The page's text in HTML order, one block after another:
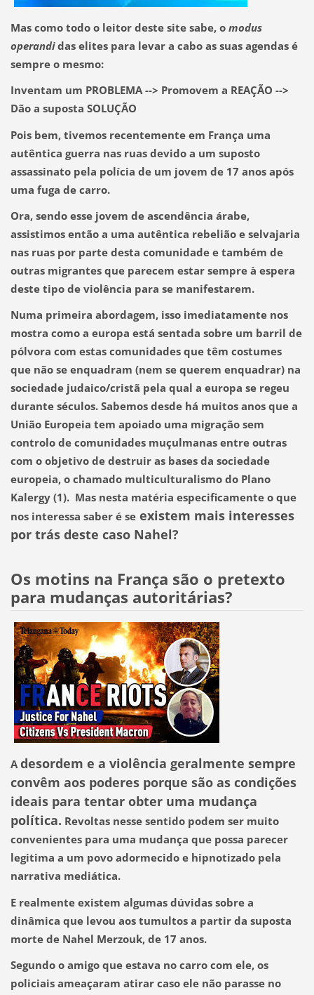
Mas como todo o leitor deste site sabe, o modus
operandidas elites para levar a cabo as suas agendas é
sempre o mesmo:
Inventam um PROBLEMA --> Promovem a REAÇÃO -->
Dão a suposta SOLUÇÃO
Pois bem, tivemos recentemente em França uma
autêntica guerra nas ruas devido a um suposto
assassinato pela polícia de um jovem de 17 anos após
uma fuga de carro.
Ora, sendo esse jovem de ascendência árabe,
assistimos então a uma autêntica rebelião e selvajaria
nas ruas por parte desta comunidade e também de
outras migrantes que parecem estar sempre à espera
deste tipo de violência para se manifestarem.
Numa primeira abordagem, isso imediatamente nos
mostra como a europa está sentada sobre um barril de
pólvora com estas comunidades que têm costumes
que não se enquadram (nem se querem enquadrar) na
sociedade judaico/cristã pela qual a europa se regeu
durante séculos. Sabemos desde há muitos anos que a
União Europeia tem apoiado uma migração sem
controlo de comunidades muçulmanas entre outras
com o objetivo de destruir as bases da sociedade
europeia, o chamado multiculturalismo do Plano
Kalergy (1). Mas nesta matéria especificamente o que
nos interessa saber é seexistem mais interesses
por trás deste caso Nahel?
Os motins na França são o pretexto
para mudanças autoritárias?
Adesordem e a violência geralmente sempre
convêm aos poderes porque são as condições
ideais para tentar obter uma mudança
política. Revoltas nesse sentido podem ser muito
convenientes para uma mudança que possa parecer
legitima a um povo adormecido e hipnotizado pela
narrativa mediática.
E realmente existem algumas dúvidas sobre a
dinâmica que levou aos tumultos a partir da suposta
morte de Nahel Merzouk, de 17 anos.
Segundo o amigo que estava no carro com ele, os
policiais ameaçaram atirar caso ele não parasse no